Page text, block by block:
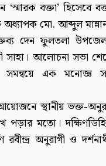
‘স্মারক বক্তা’ হিসেবে
অধ্যাপক মো. আব্দুল
দেন ফুলতলা উপজেলা
সাহা। আলোচনা সভা
এক মনোজ্ঞ
স্থানীয় ভক্ত-
পড়ার মতো।
রবীন্দ্র অনুরাগী ও